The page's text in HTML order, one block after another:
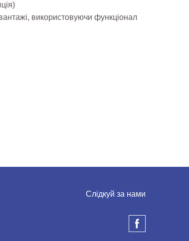
використовуючи функціонал
Слідкуй за нами